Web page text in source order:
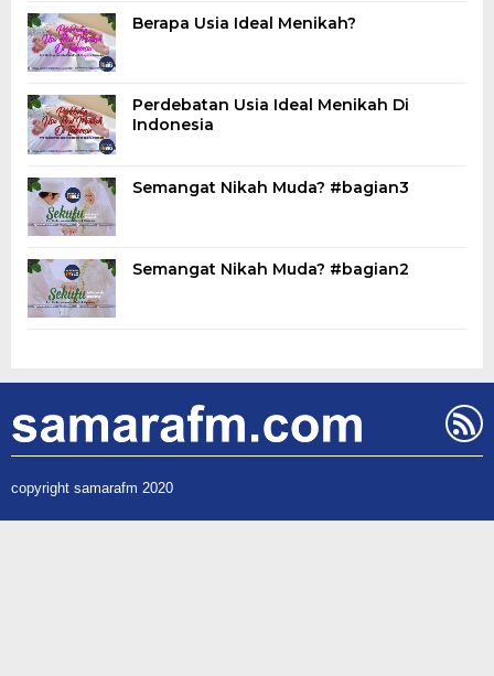
Berapa Usia Ideal Menikah?
Perdebatan Usia Ideal Menikah Di
Indonesia
Semangat Nikah Muda? #bagian3
Semangat Nikah Muda? #bagian2
copyright samarafm 2020